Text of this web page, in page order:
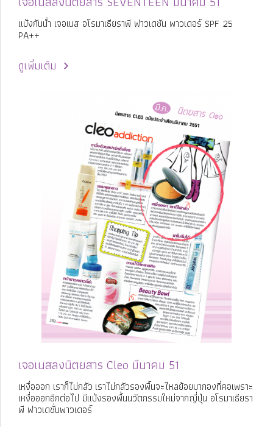
แป้งกันน้ำ เจอเนส อโรมาเธียราพี ฟาวเดชัน พาวเดอร์ SPF 25
PA++
ดูเพิ่มเติม
เจอเนสลงนิตยสาร Cleo มีนาคม 51
เหงื่อออก เราก็ไม่กลัว เราไม่กลัวรองพื้นจะไหลย้อยมากองที่คอเพราะ
เหงื่อออกอีกต่อไป มีแป้งรองพื้นนวัตกรรมใหม่จากญี่ปุ่น อโรมาเธียรา
พี ฟาวเดชั่นพาวเดอร์